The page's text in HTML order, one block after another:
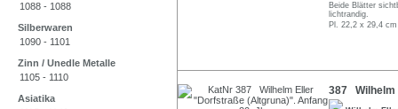
1088 - 1088
Silberwaren
1090 - 1101
Zinn / Unedle Metalle
1105 - 1110
Asiatika
Beide Blätter
lichtrandig.
Pl. 22,2 x 29,4
387 Wilhelm